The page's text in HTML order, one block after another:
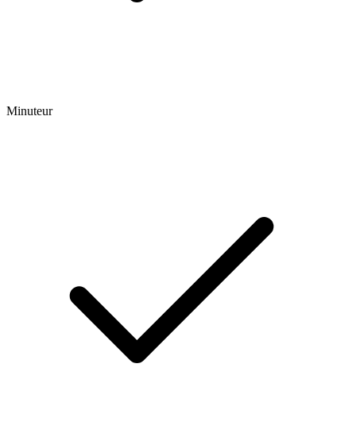
Minuteur